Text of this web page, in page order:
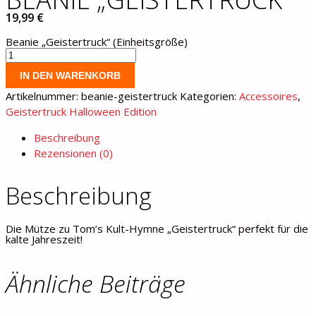
19,99 €
Beanie „Geistertruck“ (Einheitsgröße)
Beanie
"Geistertruck"
Menge
IN DEN WARENKORB
Artikelnummer: beanie-geistertruck Kategorien: Accessoires,
Geistertruck Halloween Edition
Beschreibung
Rezensionen (0)
Beschreibung
Die Mütze zu Tom’s Kult-Hymne „Geistertruck“ perfekt für die
kalte Jahreszeit!
Ähnliche Beiträge